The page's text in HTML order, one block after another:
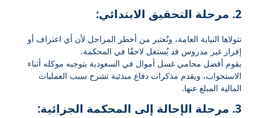
2. مرحلة التحقيق الابتدائي:
تتولاها النيابة العامة، وتُعتبر من أخطر المراحل لأن أي اعتراف أو
إقرار غير مدروس قد يُستغل لاحقًا في المحكمة.
يقوم أفضل محامي غسل أموال في السعودية بتوجيه موكله أثناء
الاستجواب، ويقدم مذكرات دفاع مبدئية تشرح سبب العمليات
المالية المبلغ عنها.
3. مرحلة الإحالة إلى المحكمة الجزائية: